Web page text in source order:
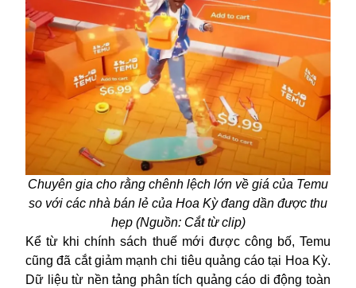
Chuyên gia cho rằng chênh lệch lớn về giá của Temu
so với các nhà bán lẻ của Hoa Kỳ đang dần được thu
hẹp (Nguồn: Cắt từ clip)
Kể từ khi chính sách thuế mới được công bố, Temu
cũng đã cắt giảm mạnh chi tiêu quảng cáo tại Hoa Kỳ.
Dữ liệu từ nền tảng phân tích quảng cáo di động toàn